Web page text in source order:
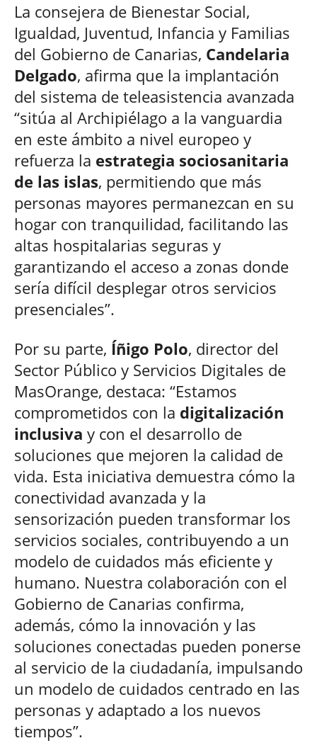
La consejera de Bienestar Social,
Igualdad, Juventud, Infancia y Familias
del Gobierno de Canarias, Candelaria
Delgado, afirma que la implantación
del sistema de teleasistencia avanzada
“sitúa al Archipiélago a la vanguardia
en este ámbito a nivel europeo y
refuerza la estrategia sociosanitaria
de las islas, permitiendo que más
personas mayores permanezcan en su
hogar con tranquilidad, facilitando las
altas hospitalarias seguras y
garantizando el acceso a zonas donde
sería difícil desplegar otros servicios
presenciales”.
Por su parte, Íñigo Polo, director del
Sector Público y Servicios Digitales de
MasOrange, destaca: “Estamos
comprometidos con la digitalización
inclusiva y con el desarrollo de
soluciones que mejoren la calidad de
vida. Esta iniciativa demuestra cómo la
conectividad avanzada y la
sensorización pueden transformar los
servicios sociales, contribuyendo a un
modelo de cuidados más eficiente y
humano. Nuestra colaboración con el
Gobierno de Canarias confirma,
además, cómo la innovación y las
soluciones conectadas pueden ponerse
al servicio de la ciudadanía, impulsando
un modelo de cuidados centrado en las
personas y adaptado a los nuevos
tiempos”.